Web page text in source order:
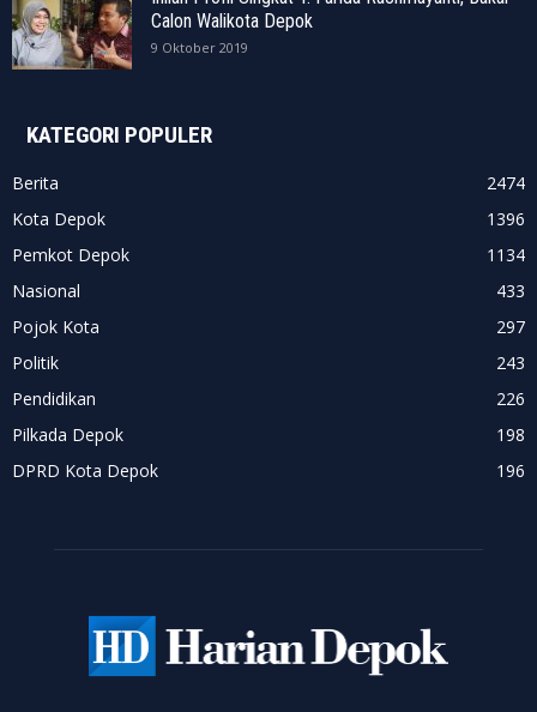
Calon Walikota Depok
9 Oktober 2019
KATEGORI POPULER
Berita
2474
Kota Depok
1396
Pemkot Depok
1134
Nasional
433
Pojok Kota
297
Politik
243
Pendidikan
226
Pilkada Depok
198
DPRD Kota Depok
196